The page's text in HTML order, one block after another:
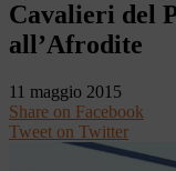
Cavalieri del
all’Afrodite
11 maggio 2015
Share on Facebook
Tweet on Twitter